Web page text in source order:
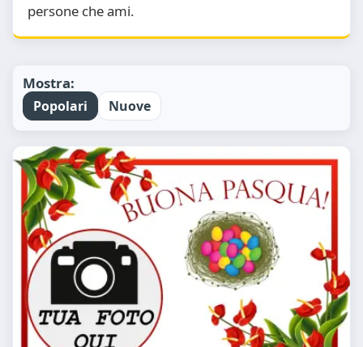
persone che ami.
Mostra:
Popolari Nuove